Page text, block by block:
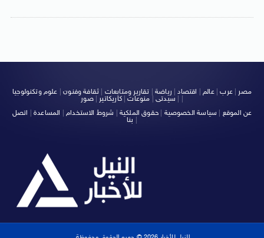
مصر |عرب|عالم| اقتصاد| رياضة تقارير ومتابعات ثقافة وفنون| علوم وتكنولوجيا
سيدتى| منوعات|كاريكاتير |صور
عن الموقع
سياسة الخصوصية حقوق الملكية شروط الاستخدام المساعدة
اتصل
بنا